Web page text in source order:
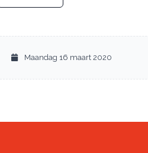
Maandag 16 maart 2020